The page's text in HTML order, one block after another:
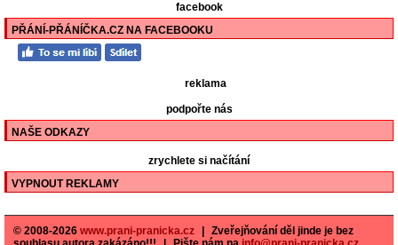
facebook
PŘÁNÍ-PŘÁNÍČKA.CZ NA FACEBOOKU
reklama
podpořte nás
NAŠE ODKAZY
zrychlete si načítání
VYPNOUT REKLAMY
© 2008-2026 www.prani-pranicka.cz
Zveřejňování děl jinde je bez